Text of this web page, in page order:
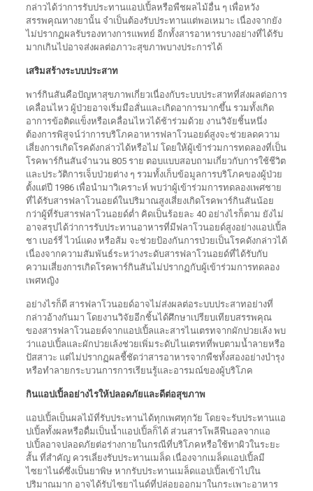
กล่าวได้ว่าการรับประทานแอปเปิ้ลหรือพืชผลไม้อื่น ๆ เพื่อหวัง
สรรพคุณทางยานั้น จำเป็นต้องรับประทานแต่พอเหมาะ เนื่องจากยัง
ไม่ปรากฏผลรับรองทางการแพทย์ อีกทั้งสารอาหารบางอย่างที่ได้รับ
มากเกินไปอาจส่งผลต่อภาวะสุขภาพบางประการได้
เสริมสร้างระบบประสาท
พาร์กินสันคือปัญหาสุขภาพเกี่ยวเนื่องกับระบบประสาทที่ส่งผลต่อการ
เคลื่อนไหว ผู้ป่วยอาจเริ่มมือสั่นและเกิดอาการมากขึ้น รวมทั้งเกิด
อาการข้อติดแข็งหรือเคลื่อนไหวได้ช้าร่วมด้วย งานวิจัยชิ้นหนึ่ง
ต้องการพิสูจน์ว่าการบริโภคอาหารฟลาโวนอยด์สูงจะช่วยลดความ
เสี่ยงการเกิดโรคดังกล่าวได้หรือไม่ โดยให้ผู้เข้าร่วมการทดลองที่เป็น
โรคพาร์กินสันจำนวน 805 ราย ตอบแบบสอบถามเกี่ยวกับการใช้ชีวิต
และประวัติการเจ็บป่วยต่าง ๆ รวมทั้งเก็บข้อมูลการบริโภคของผู้ป่วย
ตั้งแต่ปี 1986 เพื่อนำมาวิเคราะห์ พบว่าผู้เข้าร่วมการทดลองเพศชาย
ที่ได้รับสารฟลาโวนอยด์ในปริมาณสูงเสี่ยงเกิดโรคพาร์กินสันน้อย
กว่าผู้ที่รับสารฟลาโวนอยด์ต่ำ คิดเป็นร้อยละ 40 อย่างไรก็ตาม ยังไม่
อาจสรุปได้ว่าการรับประทานอาหารที่มีฟลาโวนอยด์สูงอย่างแอปเปิ้ล
ชา เบอร์รี่ ไวน์แดง หรือส้ม จะช่วยป้องกันการป่วยเป็นโรคดังกล่าวได้
เนื่องจากความสัมพันธ์ระหว่างระดับสารฟลาโวนอยด์ที่ได้รับกับ
ความเสี่ยงการเกิดโรคพาร์กินสันไม่ปรากฏกับผู้เข้าร่วมการทดลอง
เพศหญิง
อย่างไรก็ดี สารฟลาโวนอยด์อาจไม่ส่งผลต่อระบบประสาทอย่างที่
กล่าวอ้างกันมา โดยงานวิจัยอีกชิ้นได้ศึกษาเปรียบเทียบสรรพคุณ
ของสารฟลาโวนอยด์จากแอปเปิ้ลและสารไนเตรทจากผักปวยเล้ง พบ
ว่าแอปเปิ้ลและผักปวยเล้งช่วยเพิ่มระดับไนเตรทที่พบตามน้ำลายหรือ
ปัสสาวะ แต่ไม่ปรากฏผลชี้ชัดว่าสารอาหารจากพืชทั้งสองอย่างบำรุง
หรือทำลายกระบวนการการเรียนรู้และอารมณ์ของผู้บริโภค
กินแอปเปิ้ลอย่างไรให้ปลอดภัยและดีต่อสุขภาพ
แอปเปิ้ลเป็นผลไม้ที่รับประทานได้ทุกเพศทุกวัย โดยจะรับประทานแอ
ปเปิ้ลทั้งผลหรือดื่มเป็นน้ำแอปเปิ้ลก็ได้ ส่วนสารโพลีฟีนอลจากแอ
ปเปิ้ลอาจปลอดภัยต่อร่างกายในกรณีที่บริโภคหรือใช้ทาผิวในระยะ
สั้น ที่สำคัญ ควรเลี่ยงรับประทานเมล็ด เนื่องจากเมล็ดแอปเปิ้ลมี
ไซยาไนด์ซึ่งเป็นยาพิษ หากรับประทานเมล็ดแอปเปิ้ลเข้าไปใน
ปริมาณมาก อาจได้รับไซยาไนด์ที่ปล่อยออกมาในกระเพาะอาหาร